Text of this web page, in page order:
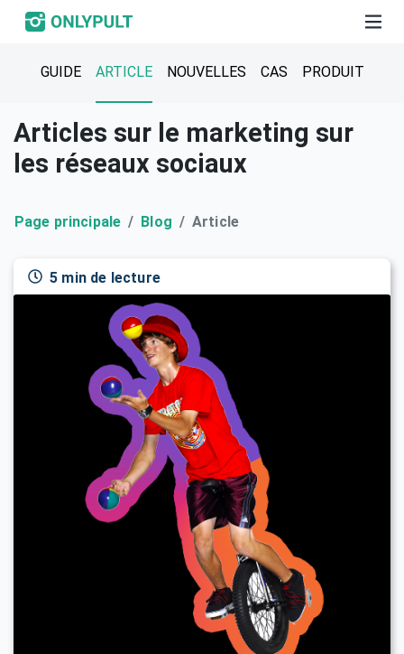
GUIDE ARTICLE NOUVELLES CAS PRODUIT
Articles sur le marketing sur
les réseaux sociaux
Page principale Blog Article
5 min de lecture